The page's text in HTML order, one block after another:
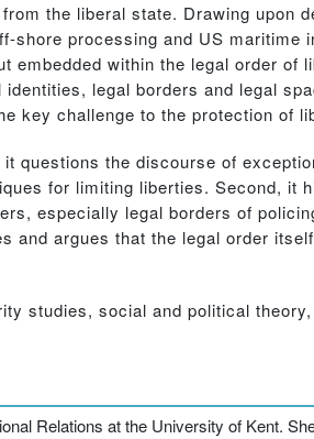
the liberal state. Drawing upon
shore processing and US
embedded within the legal order of
legal borders and legal
key challenge to the protection of
questions the discourse of
for limiting liberties. Second, it
especially legal borders of
and argues that the legal order
studies, social and political
Relations at the University of Kent.